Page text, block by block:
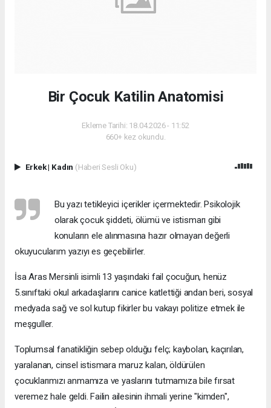
Bir Çocuk Katilin Anatomisi
Ekleme Tarihi: 18.04.2026 - 11:52
660+ kez okundu.
Erkek| Kadın (Haberi Sesli Oku)
Bu yazı tetikleyici içerikler içermektedir. Psikolojik
olarak çocuk şiddeti, ölümü ve istismarı gibi
konuların ele alınmasına hazır olmayan değerli
okuyucularım yazıyı es geçebilirler.
İsa Aras Mersinli isimli 13 yaşındaki fail çocuğun, henüz
5.sınıftaki okul arkadaşlarını canice katlettiği andan beri, sosyal
medyada sağ ve sol kutup fikirler bu vakayı politize etmek ile
meşguller.
Toplumsal fanatikliğin sebep olduğu felç; kaybolan, kaçırılan,
yaralanan, cinsel istismara maruz kalan, öldürülen
çocuklarımızı anmamıza ve yaslarını tutmamıza bile fırsat
veremez hale geldi. Failin ailesinin ihmali yerine "kimden",